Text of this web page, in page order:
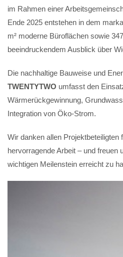
im Rahmen einer
Ende 2025 entstehen in dem
m² moderne Büroflächen sowie
beeindruckendem Ausblick über
Die nachhaltige Bauweise und
TWENTYTWO umfasst den
Wärmerückgewinnung,
Integration von Öko-Strom.
Wir danken allen Projektbeteiligten
hervorragende Arbeit – und freuen
wichtigen Meilenstein erreicht zu